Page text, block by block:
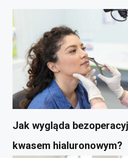
Jak wygląda
kwasem hialuronowym?